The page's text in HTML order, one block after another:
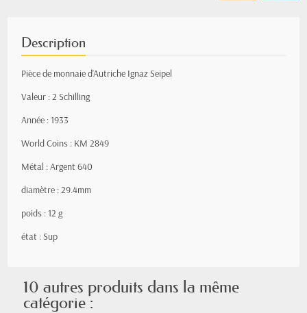
Description
Pièce de monnaie d'Autriche Ignaz Seipel
Valeur : 2 Schilling
Année : 1933
World Coins : KM 2849
Métal : Argent 640
diamètre : 29.4mm
poids : 12 g
état : Sup
10 autres produits dans la même
catégorie :